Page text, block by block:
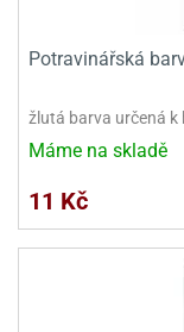
Potravinářská
žlutá barva určená k
Máme na skladě
11 Kč